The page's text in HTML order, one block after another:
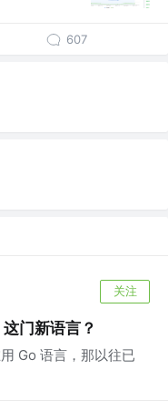
607
关注
门新语言？
Go 语言，那以往已